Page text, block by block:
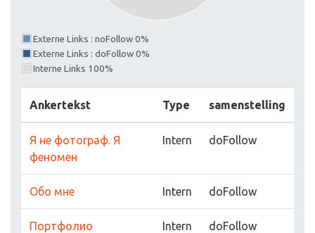
Externe Links : noFollow 0%
Externe Links : doFollow 0%
Interne Links 100%
Ankertekst Type samenstelling
Я не фотограф. Я
феномен
Intern doFollow
Обо мне Intern doFollow
Портфолио Intern doFollow